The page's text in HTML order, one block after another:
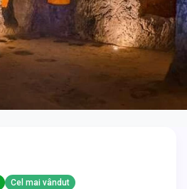
Cel mai vândut